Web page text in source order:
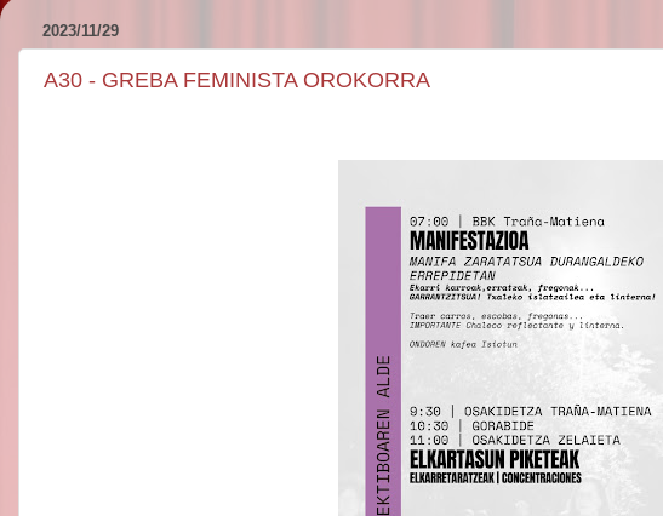
2023/11/29
A30 - GREBA FEMINISTA OROKORRA